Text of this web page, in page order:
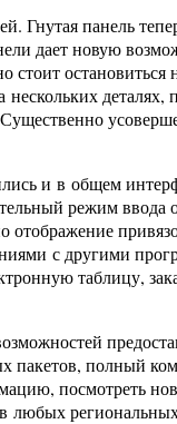
Гнутая панель
дает новую
стоит
деталях,
и в общем
режим ввода
отображение
с другими
таблицу,
полный
посмотреть
любых